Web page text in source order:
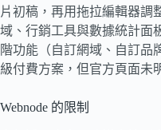
片初稿，再用拖拉編輯器調
域、行銷工具與數據統計面
階功能（自訂網域、自訂品
級付費方案，但官方頁面未
Webnode 的限制